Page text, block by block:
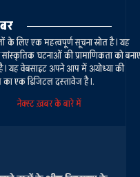
के लिए एक महत्वपूर्ण सूचना स्रोत है। यह
घटनाओं की प्रामाणिकता को बनाए
है। यह वेबसाइट अपने आप में अयोध्या की
का एक डिजिटल दस्तावेज है।.
नेक्स्ट ख़बर के बारे में